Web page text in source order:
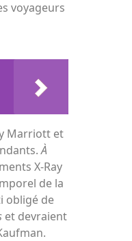
voyageurs
Marriott et
À
X-Ray
de la
obligé de
et devraient